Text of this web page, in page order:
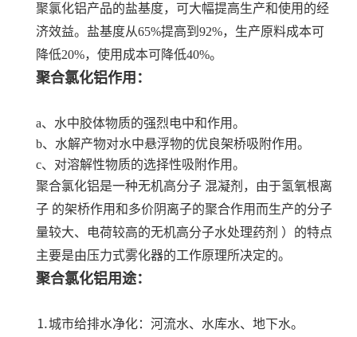
聚氯化铝产品的盐基度，可大幅提高生产和使用的经
济效益。盐基度从65%提高到92%，生产原料成本可
降低20%，使用成本可降低40%。
聚合氯化铝作用：
a、水中胶体物质的强烈电中和作用。
b、水解产物对水中悬浮物的优良架桥吸附作用。
c、对溶解性物质的选择性吸附作用。
聚合氯化铝是一种无机高分子 混凝剂，由于氢氧根离
子 的架桥作用和多价阴离子的聚合作用而生产的分子
量较大、电荷较高的无机高分子水处理药剂 ）的特点
主要是由压力式雾化器的工作原理所决定的。
聚合氯化铝用途：
⒈城市给排水净化：河流水、水库水、地下水。